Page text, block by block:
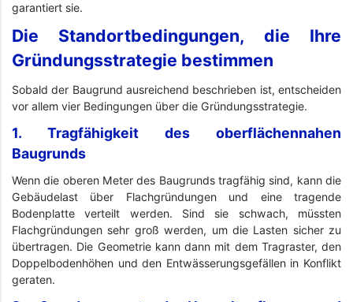
garantiert sie.
Die Standortbedingungen, die Ihre
Gründungsstrategie bestimmen
Sobald der Baugrund ausreichend beschrieben ist, entscheiden
vor allem vier Bedingungen über die Gründungsstrategie.
1. Tragfähigkeit des oberflächennahen
Baugrunds
Wenn die oberen Meter des Baugrunds tragfähig sind, kann die
Gebäudelast über Flachgründungen und eine tragende
Bodenplatte verteilt werden. Sind sie schwach, müssten
Flachgründungen sehr groß werden, um die Lasten sicher zu
übertragen. Die Geometrie kann dann mit dem Tragraster, den
Doppelbodenhöhen und den Entwässerungsgefällen in Konflikt
geraten.